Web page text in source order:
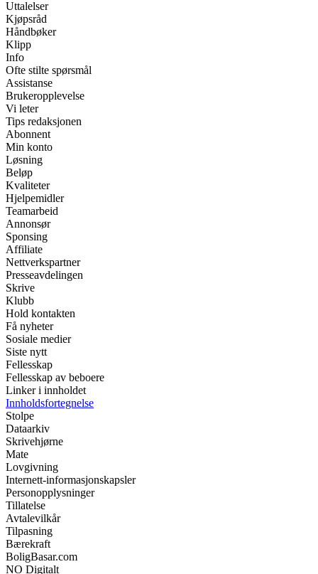
Uttalelser
Kjøpsråd
Håndbøker
Klipp
Info
Ofte stilte spørsmål
Assistanse
Brukeropplevelse
Vi leter
Tips redaksjonen
Abonnent
Min konto
Løsning
Beløp
Kvaliteter
Hjelpemidler
Teamarbeid
Annonsør
Sponsing
Affiliate
Nettverkspartner
Presseavdelingen
Skrive
Klubb
Hold kontakten
Få nyheter
Sosiale medier
Siste nytt
Fellesskap
Fellesskap av beboere
Linker i innholdet
Innholdsfortegnelse
Stolpe
Dataarkiv
Skrivehjørne
Mate
Lovgivning
Internett-informasjonskapsler
Personopplysninger
Tillatelse
Avtalevilkår
Tilpasning
Bærekraft
BoligBasar.com
NO Digitalt